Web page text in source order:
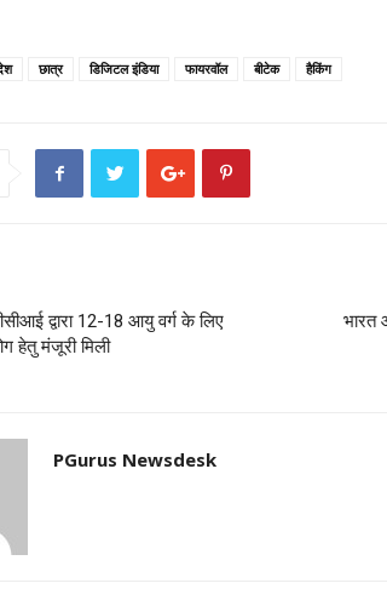
छात्र डिजिटल इंडिया फायरवॉल बीटेक हैकिंग
द्वारा 12-18 आयु वर्ग के लिए
हेतु मंजूरी मिली
भारत
PGurus Newsdesk